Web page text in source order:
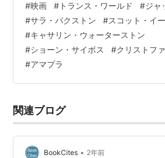
ォーターストン、ショーン・サイボス
ー・デナム他。2011年に上映された
eiga.com 以下、あらすじ。（参照
た森の中で、夫とドライブ中にガス欠
を買いに行った夫を待つサマンサは、
ラブルで立ち往生し…
#映画 # トランス・ワールド #ジャ
#サラ・パクストン #スコット・イ
#キャサリン・ウォーターストン
#ショーン・サイボス #クリストフ
#アマプラ
関連ブログ
BookCites • 2年前